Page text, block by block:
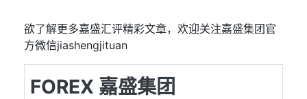
欲了解更多嘉盛汇评精彩文章，欢迎关注嘉盛集团官
方微信jiashengjituan
FOREX 嘉盛集团